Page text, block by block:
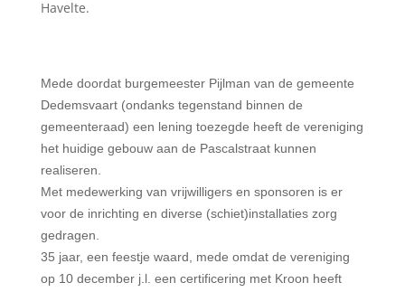
Havelte.
Mede doordat burgemeester Pijlman van de gemeente
Dedemsvaart (ondanks tegenstand binnen de
gemeenteraad) een lening toezegde heeft de vereniging
het huidige gebouw aan de Pascalstraat kunnen
realiseren.
Met medewerking van vrijwilligers en sponsoren is er
voor de inrichting en diverse (schiet)installaties zorg
gedragen.
35 jaar, een feestje waard, mede omdat de vereniging
op 10 december j.l. een certificering met Kroon heeft